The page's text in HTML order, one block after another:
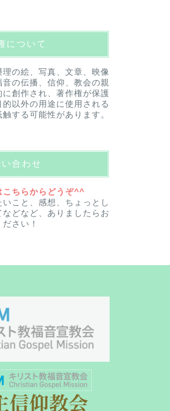
について
の絵、写真、文章、映像
の伝播、信仰、教会の親
創作され、著作権が保護
以外の用途に使用される
する可能性があります。
合わせ
こちらからどうぞ^^
こと、感想、ちょっとし
どなど、ありましたらお
さい！